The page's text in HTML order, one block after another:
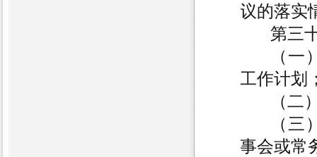
议的落
第三
（
工作计划
（二
（
事会或常